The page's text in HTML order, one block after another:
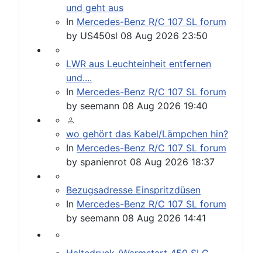
und geht aus
In Mercedes-Benz R/C 107 SL forum
by US450sl 08 Aug 2026 23:50
LWR aus Leuchteinheit entfernen
und....
In Mercedes-Benz R/C 107 SL forum
by seemann 08 Aug 2026 19:40
wo gehört das Kabel/Lämpchen hin?
In Mercedes-Benz R/C 107 SL forum
by spanienrot 08 Aug 2026 18:37
Bezugsadresse Einspritzdüsen
In Mercedes-Benz R/C 107 SL forum
by seemann 08 Aug 2026 14:41